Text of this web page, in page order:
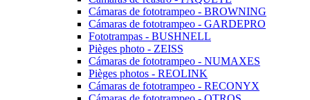
Cámaras de fototrampeo - BROWNING
Cámaras de fototrampeo - GARDEPRO
Fototrampas - BUSHNELL
Pièges photo - ZEISS
Cámaras de fototrampeo - NUMAXES
Pièges photos - REOLINK
Cámaras de fototrampeo - RECONYX